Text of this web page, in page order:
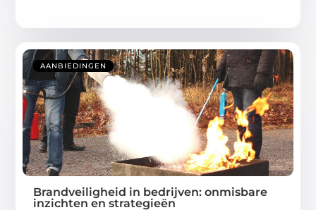
AANBIEDINGEN
Brandveiligheid in bedrijven: onmisbare
inzichten en strategieën